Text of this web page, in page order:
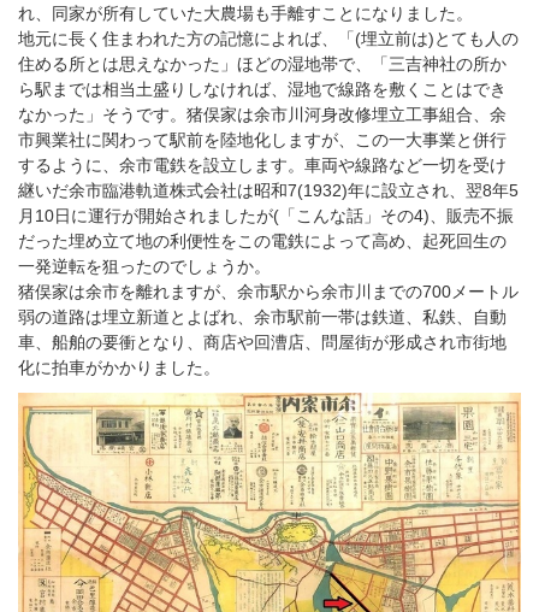
れ、同家が所有していた大農場も手離すことになりました。
地元に長く住まわれた方の記憶によれば、「(埋立前は)とても人の
住める所とは思えなかった」ほどの湿地帯で、「三吉神社の所か
ら駅までは相当土盛りしなければ、湿地で線路を敷くことはでき
なかった」そうです。猪俣家は余市川河身改修埋立工事組合、余
市興業社に関わって駅前を陸地化しますが、この一大事業と併行
するように、余市電鉄を設立します。車両や線路など一切を受け
継いだ余市臨港軌道株式会社は昭和7(1932)年に設立され、翌8年5
月10日に運行が開始されましたが(「こんな話」その4)、販売不振
だった埋め立て地の利便性をこの電鉄によって高め、起死回生の
一発逆転を狙ったのでしょうか。
猪俣家は余市を離れますが、余市駅から余市川までの700メートル
弱の道路は埋立新道とよばれ、余市駅前一帯は鉄道、私鉄、自動
車、船舶の要衝となり、商店や回漕店、問屋街が形成され市街地
化に拍車がかかりました。